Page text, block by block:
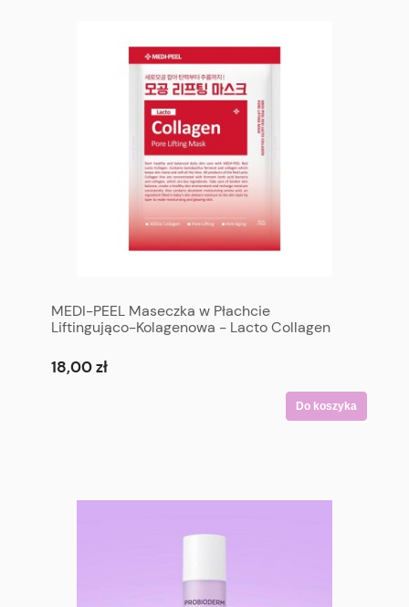
MEDI-PEEL Maseczka w Płachcie
Liftingująco-Kolagenowa - Lacto Collagen
18,00 zł
Do koszyka